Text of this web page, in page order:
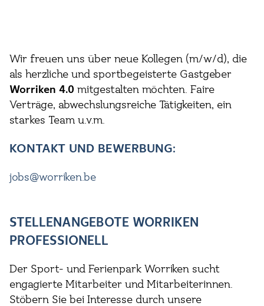
Wir freuen uns über neue Kollegen (m/w/d), die
als herzliche und sportbegeisterte Gastgeber
Worriken 4.0 mitgestalten möchten. Faire
Verträge, abwechslungsreiche Tätigkeiten, ein
starkes Team u.v.m.
KONTAKT UND BEWERBUNG:
jobs@worriken.be
STELLENANGEBOTE WORRIKEN
PROFESSIONELL
Der Sport- und Ferienpark Worriken sucht
engagierte Mitarbeiter und Mitarbeiterinnen.
Stöbern Sie bei Interesse durch unsere